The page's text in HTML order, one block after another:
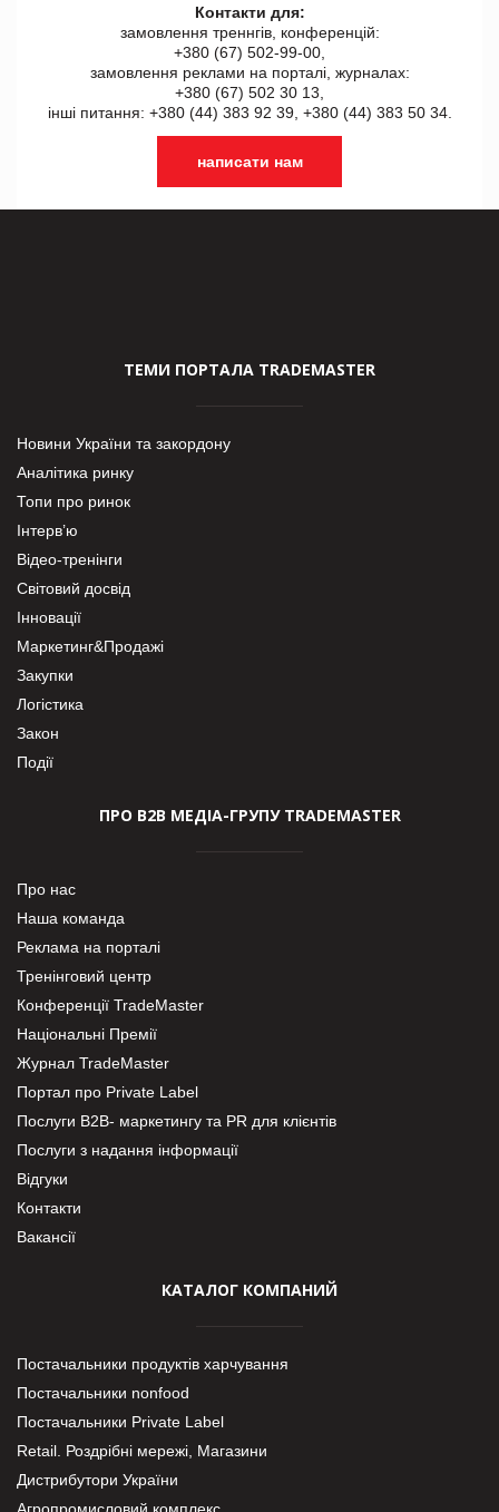
Контакти для:
замовлення треннгів, конференцій:
+380 (67) 502-99-00,
замовлення реклами на порталі, журналах:
+380 (67) 502 30 13,
інші питання: +380 (44) 383 92 39, +380 (44) 383 50 34.
написати нам
ТЕМИ ПОРТАЛА TRADEMASTER
Новини України та закордону
Аналітика ринку
Топи про ринок
Інтерв’ю
Відео-тренінги
Світовий досвід
Інновації
Маркетинг&Продажі
Закупки
Логістика
Закон
Події
ПРО В2В МЕДІА-ГРУПУ TRADEMASTER
Про нас
Наша команда
Реклама на порталі
Тренінговий центр
Конференції TradeMaster
Національні Премії
Журнал TradeMaster
Портал про Private Label
Послуги В2В- маркетингу та PR для клієнтів
Послуги з надання інформації
Відгуки
Контакти
Вакансії
КАТАЛОГ КОМПАНИЙ
Постачальники продуктів харчування
Постачальники nonfood
Постачальники Private Label
Retail. Роздрібні мережі, Магазини
Дистрибутори України
Агропромисловий комплекс